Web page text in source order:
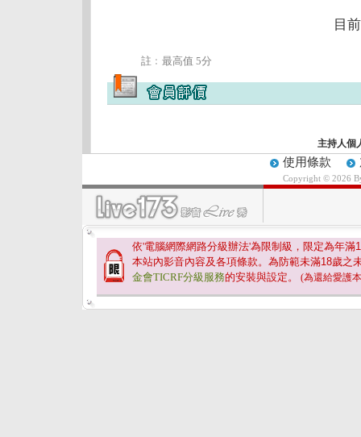
目
註﹕最高值 5分
主持人個
使用條款
Copyright © 2026
依'電腦網際網路分級辦法'為限制級，限定為年滿
本站內影音內容及各項條款。為防範未滿18歲之
金會TICRF分級服務的安裝與設定。 (為還給愛護